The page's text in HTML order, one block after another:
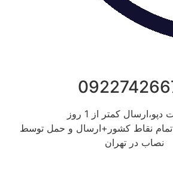
کمتر از 1 روز
تمام نقاط کشور+ارسال و حمل توسط
نصاب در تهران